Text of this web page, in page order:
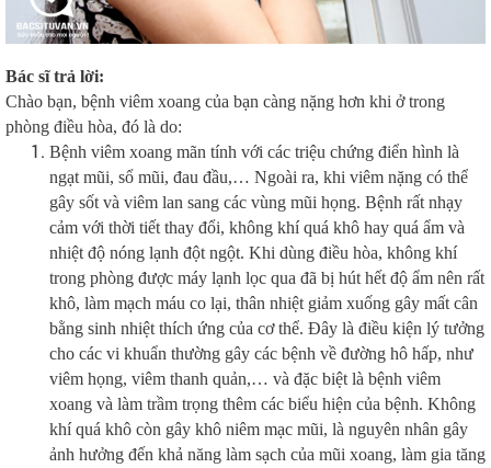
Bác sĩ trả lời:
Chào bạn, bệnh viêm xoang của bạn càng nặng hơn khi ở trong
phòng điều hòa, đó là do:
Bệnh viêm xoang mãn tính với các triệu chứng điển hình là
ngạt mũi, sổ mũi, đau đầu,… Ngoài ra, khi viêm nặng có thể
gây sốt và viêm lan sang các vùng mũi họng. Bệnh rất nhạy
cảm với thời tiết thay đổi, không khí quá khô hay quá ẩm và
nhiệt độ nóng lạnh đột ngột. Khi dùng điều hòa, không khí
trong phòng được máy lạnh lọc qua đã bị hút hết độ ẩm nên rất
khô, làm mạch máu co lại, thân nhiệt giảm xuống gây mất cân
bằng sinh nhiệt thích ứng của cơ thể. Đây là điều kiện lý tưởng
cho các vi khuẩn thường gây các bệnh về đường hô hấp, như
viêm họng, viêm thanh quản,… và đặc biệt là bệnh viêm
xoang và làm trầm trọng thêm các biểu hiện của bệnh. Không
khí quá khô còn gây khô niêm mạc mũi, là nguyên nhân gây
ảnh hưởng đến khả năng làm sạch của mũi xoang, làm gia tăng